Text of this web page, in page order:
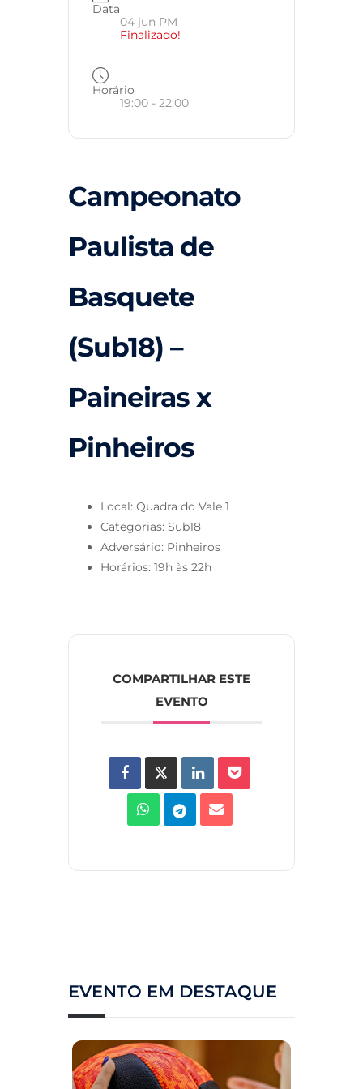
Data
04 jun PM
Finalizado!
Horário
19:00 - 22:00
Campeonato
Paulista de
Basquete
(Sub18) –
Paineiras x
Pinheiros
Local: Quadra do Vale 1
Categorias: Sub18
Adversário: Pinheiros
Horários: 19h às 22h
COMPARTILHAR ESTE
EVENTO
EVENTO EM DESTAQUE